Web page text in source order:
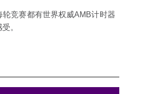
竞赛都有世界权威AMB计时器
。